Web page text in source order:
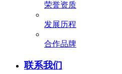
荣誉资质
发展历程
合作品牌
联系我们